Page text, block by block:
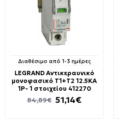
Διαθέσιμο από 1-3 ημέρες
LEGRAND Αντικεραυνικό
μονοφασικό Τ1+T2 12.5ΚΑ
1P- 1 στοιχείου 412270
51,14€
84,89€